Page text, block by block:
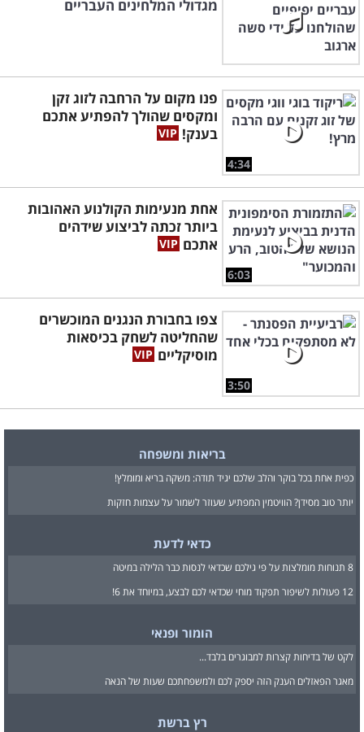
מגדולי המלחינים העבריים
4:34
פנו מקום על הרחבה לזוג זקן
ומקסים שהולך להפתיע אתכם
בענק!
6:03
אחת מנעימות הקולנוע האהובות
ביותר זכתה לביצוע שידהים
אתכם
3:50
צפו בחבורת הנגנים המוכשרים
שהחליטה לשחק בכיסאות
מוסיקליים
בריאות ומשפחה
כפית אחת בכל בוקר והלב שלכם יגיד תודה: משקה בריא ומומלץ!
יותר טוב מסידן? הוויטמין המפתיע שעוזר לשמור על עצמות חזקות
כדאי לדעת
8 תנוחות מומלצות על פי גילכם שכדאי לנסות כבר הלילה במיטה
12 פעולות לשיפור תפקוד מוחי שכדאי לכם לבצע, במיוחד את 6!
הומור ופנאי
לקט של בדיחות קצרות למבוגרים בלבד...
מאגר הפאזלים הענק הזה יספק לכם ולמשפחתכם שעות של הנאה
רץ ברשת